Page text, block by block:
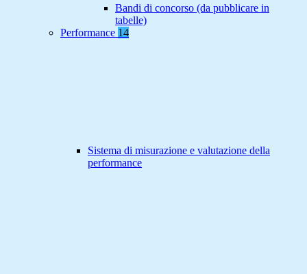
Bandi di concorso (da pubblicare in
tabelle)
Performance 14
Sistema di misurazione e valutazione della
performance